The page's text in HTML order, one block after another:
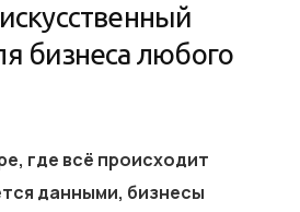
бизнеса любого
где всё происходит
данными, бизнесы